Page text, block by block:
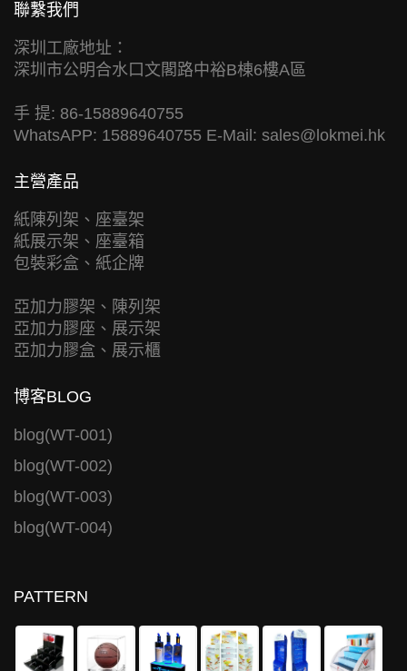
聯繫我們
深圳工廠地址：
深圳市公明合水口文閣路中裕B棟6樓A區
手 提: 86-15889640755
WhatsAPP: 15889640755 E-Mail: sales@lokmei.hk
主營產品
紙陳列架、座臺架
紙展示架、座臺箱
包裝彩盒、紙企牌
亞加力膠架、陳列架
亞加力膠座、展示架
亞加力膠盒、展示櫃
博客BLOG
blog(WT-001)
blog(WT-002)
blog(WT-003)
blog(WT-004)
PATTERN